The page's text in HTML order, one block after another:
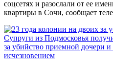
соцсетях и разослали от ее
квартиры в Сочи, сообщает
Супруги из Подмосковья
за убийство приемной дочери и
исчезновением